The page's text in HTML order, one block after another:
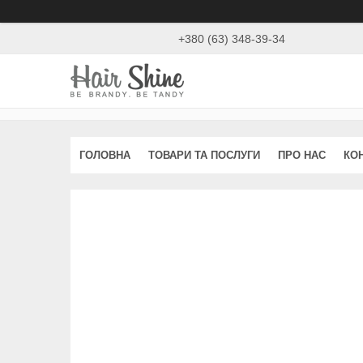
+380 (63) 348-39-34
ГОЛОВНА ТОВАРИ ТА ПОСЛУГИ ПРО НАС